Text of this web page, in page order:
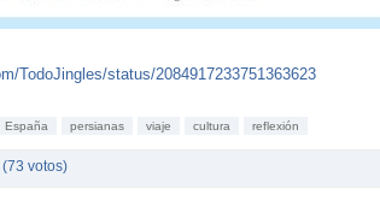
TodoJingles/status/2084917233751363623
España persianas viaje cultura reflexión
votos)